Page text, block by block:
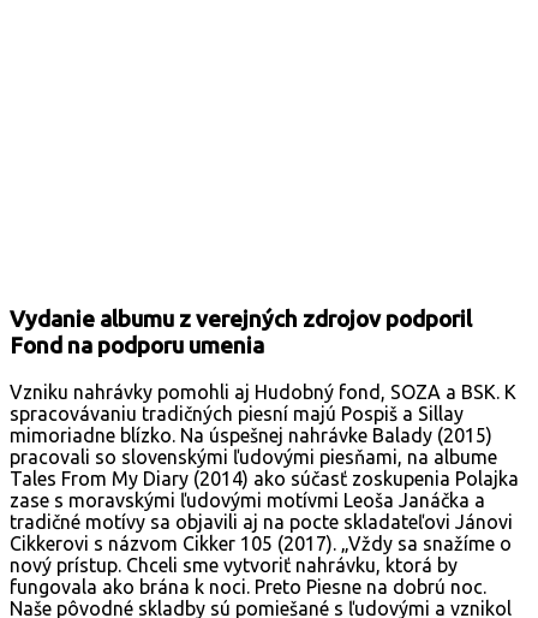
Vydanie albumu z verejných zdrojov podporil
Fond na podporu umenia
Vzniku nahrávky pomohli aj Hudobný fond, SOZA a BSK. K
spracovávaniu tradičných piesní majú Pospiš a Sillay
mimoriadne blízko. Na úspešnej nahrávke Balady (2015)
pracovali so slovenskými ľudovými piesňami, na albume
Tales From My Diary (2014) ako súčasť zoskupenia Polajka
zase s moravskými ľudovými motívmi Leoša Janáčka a
tradičné motívy sa objavili aj na pocte skladateľovi Jánovi
Cikkerovi s názvom Cikker 105 (2017). „Vždy sa snažíme o
nový prístup. Chceli sme vytvoriť nahrávku, ktorá by
fungovala ako brána k noci. Preto Piesne na dobrú noc.
Naše pôvodné skladby sú pomiešané s ľudovými a vznikol